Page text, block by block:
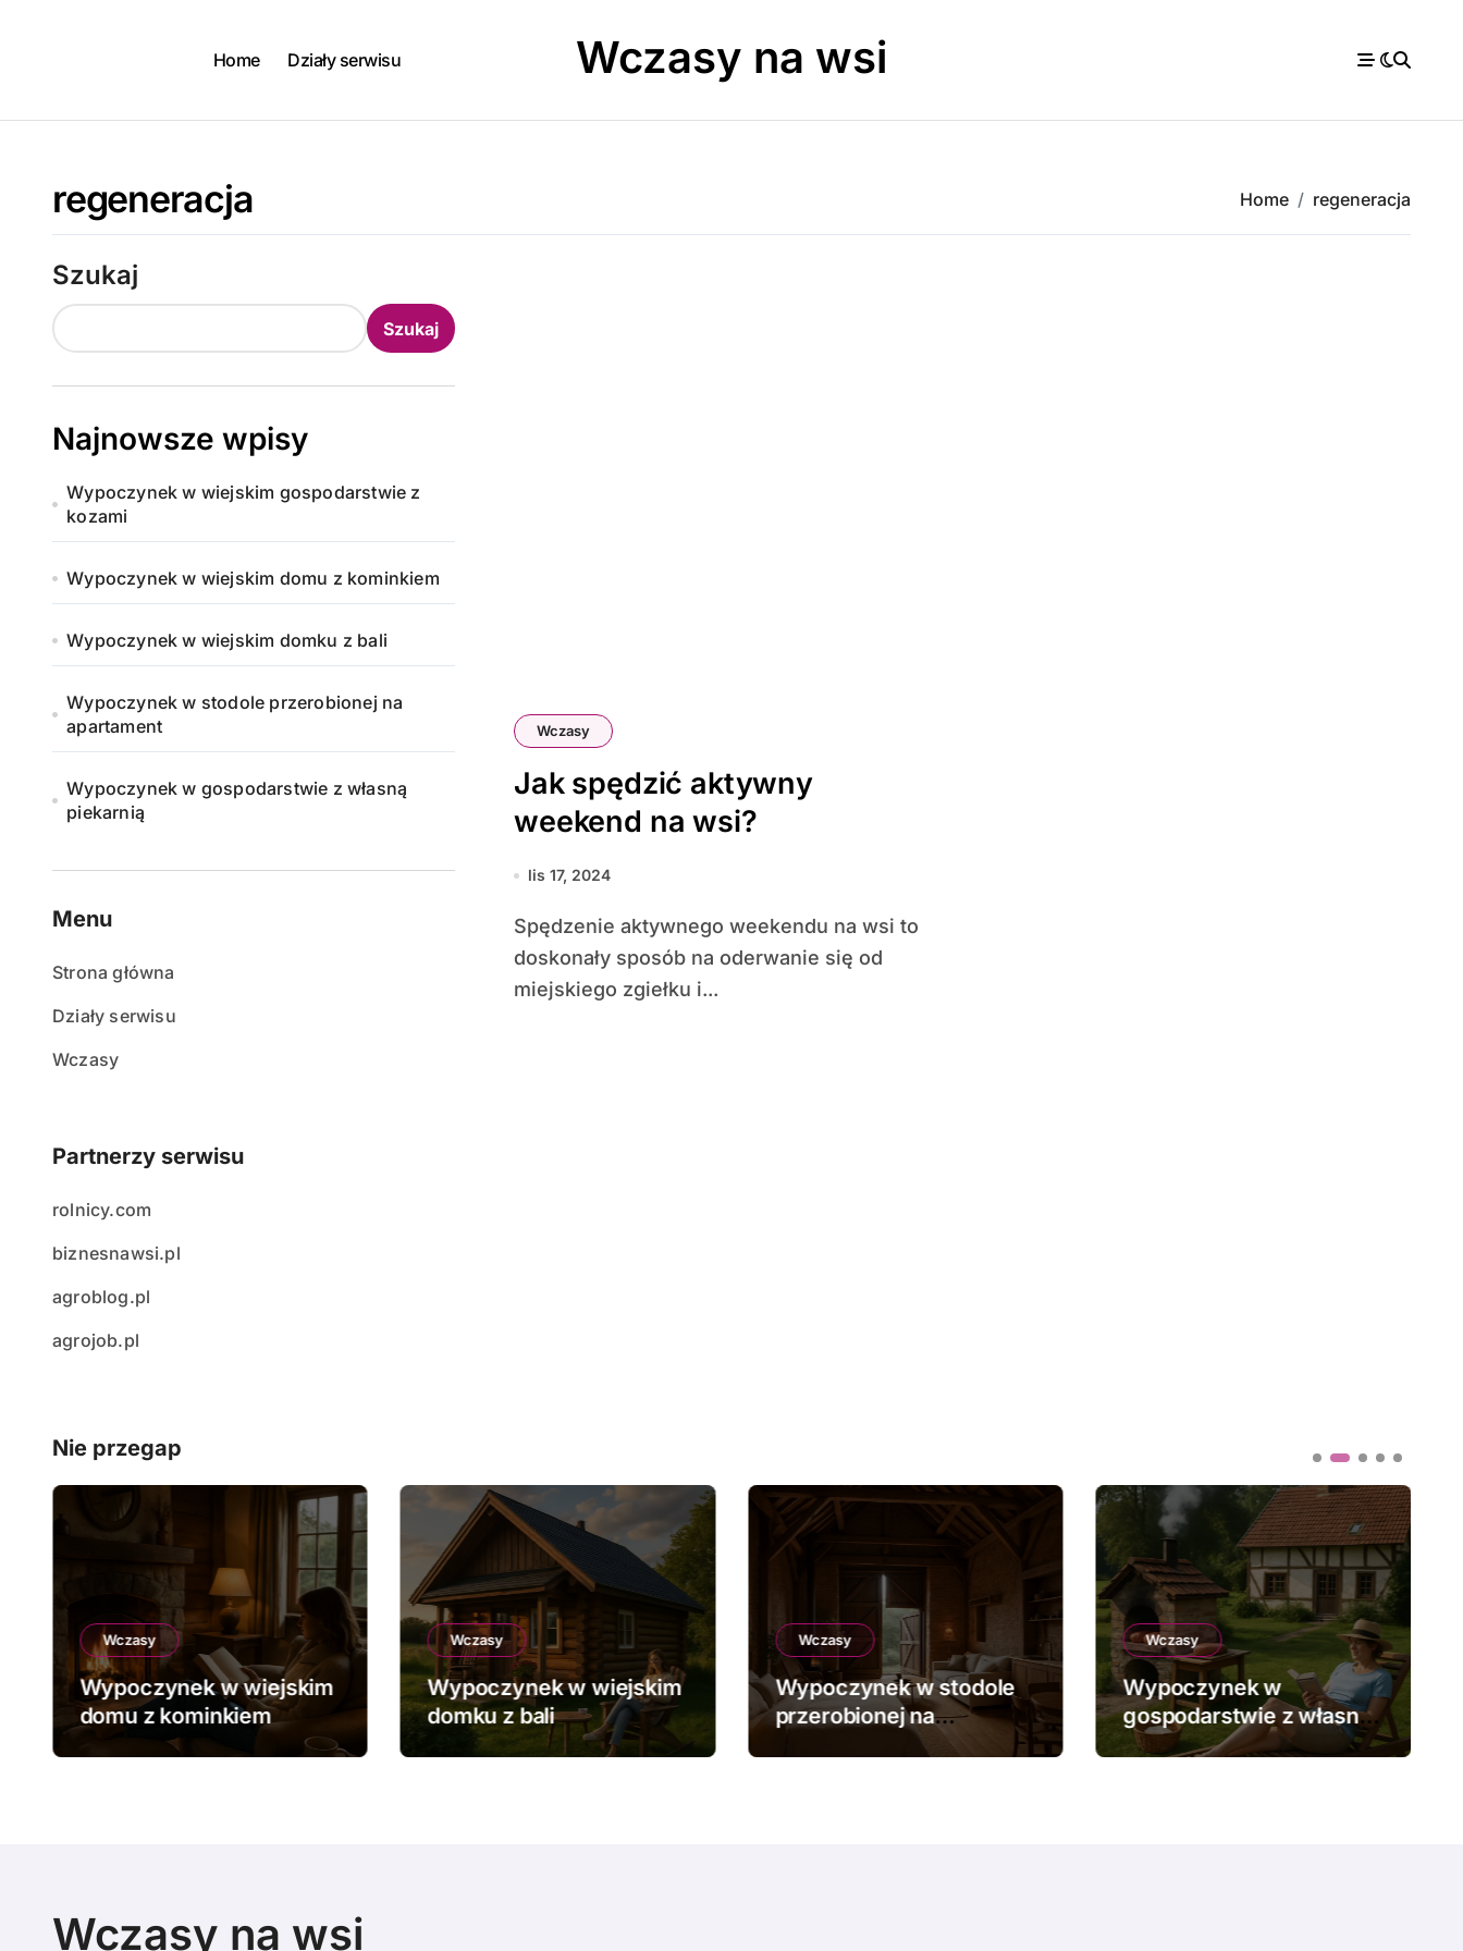
Home Działy serwisu Wczasy na wsi
regeneracja Home regeneracja
Szukaj
Szukaj
Najnowsze wpisy
Wypoczynek w wiejskim gospodarstwie z
kozami
Wypoczynek w wiejskim domu z kominkiem
Wypoczynek w wiejskim domku z bali
Wypoczynek w stodole przerobionej na
apartament
Wypoczynek w gospodarstwie z własną
piekarnią
Menu
Strona główna
Działy serwisu
Wczasy
Partnerzy serwisu
rolnicy.com
biznesnawsi.pl
agroblog.pl
agrojob.pl
Wczasy
Jak spędzić aktywny
weekend na wsi?
lis 17, 2024
Spędzenie aktywnego weekendu na wsi to
doskonały sposób na oderwanie się od
miejskiego zgiełku i...
Nie przegap
Wczasy
Wypoczynek w wiejskim
domu z kominkiem
Wczasy
Wypoczynek w wiejskim
domku z bali
Wczasy
Wypoczynek w stodole
przerobionej na
Wczasy
Wypoczynek w
gospodarstwie z własną
piekarnią
Wczasy na wsi